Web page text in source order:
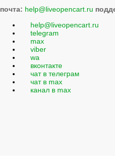
почта: help@liveopencart.ru
help@liveopencart.ru
telegram
max
viber
wa
вконтакте
чат в телеграм
чат в max
канал в max